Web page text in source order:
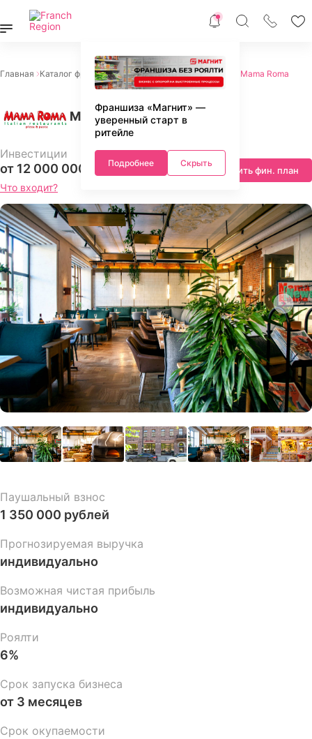
Франшиза «Магнит» —
уверенный старт в
ритейле
Подробнее Скрыть
Главная Каталог франшиз Питание Итальянская кухня Mama Roma
Mama Roma
Инвестиции
от 12 000 000 ₽
Что входит?
Запросить фин. план
Паушальный взнос
1 350 000 рублей
Прогнозируемая выручка
индивидуально
Возможная чистая прибыль
индивидуально
Роялти
6%
Срок запуска бизнеса
от 3 месяцев
Срок окупаемости